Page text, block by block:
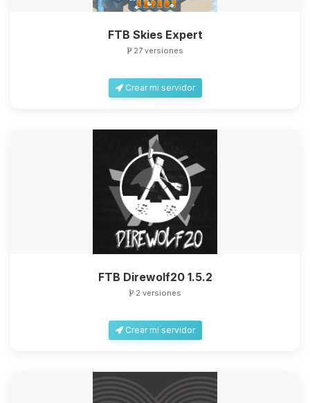
FTB Skies Expert
27 versiones
Crear mi servidor
FTB Direwolf20 1.5.2
2 versiones
Crear mi servidor